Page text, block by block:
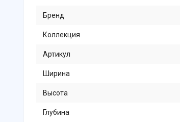
Бренд
Коллекция
Артикул
Ширина
Высота
Глубина